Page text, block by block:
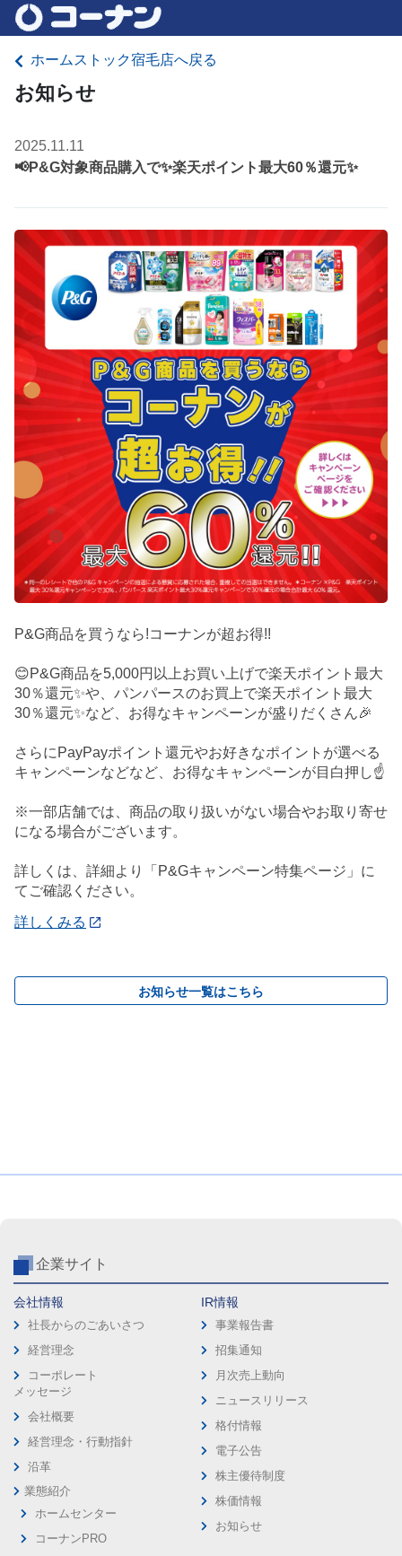
ホームストック宿毛店へ戻る
お知らせ
2025.11.11
📢P&G対象商品購入で✨楽天ポイント最大60％還元✨
P&G商品を買うなら!コーナンが超お得!!
😊P&G商品を5,000円以上お買い上げで楽天ポイント最大
30％還元✨や、パンパースのお買上で楽天ポイント最大
30％還元✨など、お得なキャンペーンが盛りだくさん🎉
さらにPayPayポイント還元やお好きなポイントが選べる
キャンペーンなどなど、お得なキャンペーンが目白押し☝️
※一部店舗では、商品の取り扱いがない場合やお取り寄せ
になる場合がございます。
詳しくは、詳細より「P&Gキャンペーン特集ページ」に
てご確認ください。
詳しくみる
お知らせ一覧はこちら
企業サイト
会社情報
社長からのごあいさつ
経営理念
コーポレート
メッセージ
会社概要
経営理念・行動指針
沿革
業態紹介
ホームセンター
コーナンPRO
IR情報
事業報告書
招集通知
月次売上動向
ニュースリリース
格付情報
電子公告
株主優待制度
株価情報
お知らせ